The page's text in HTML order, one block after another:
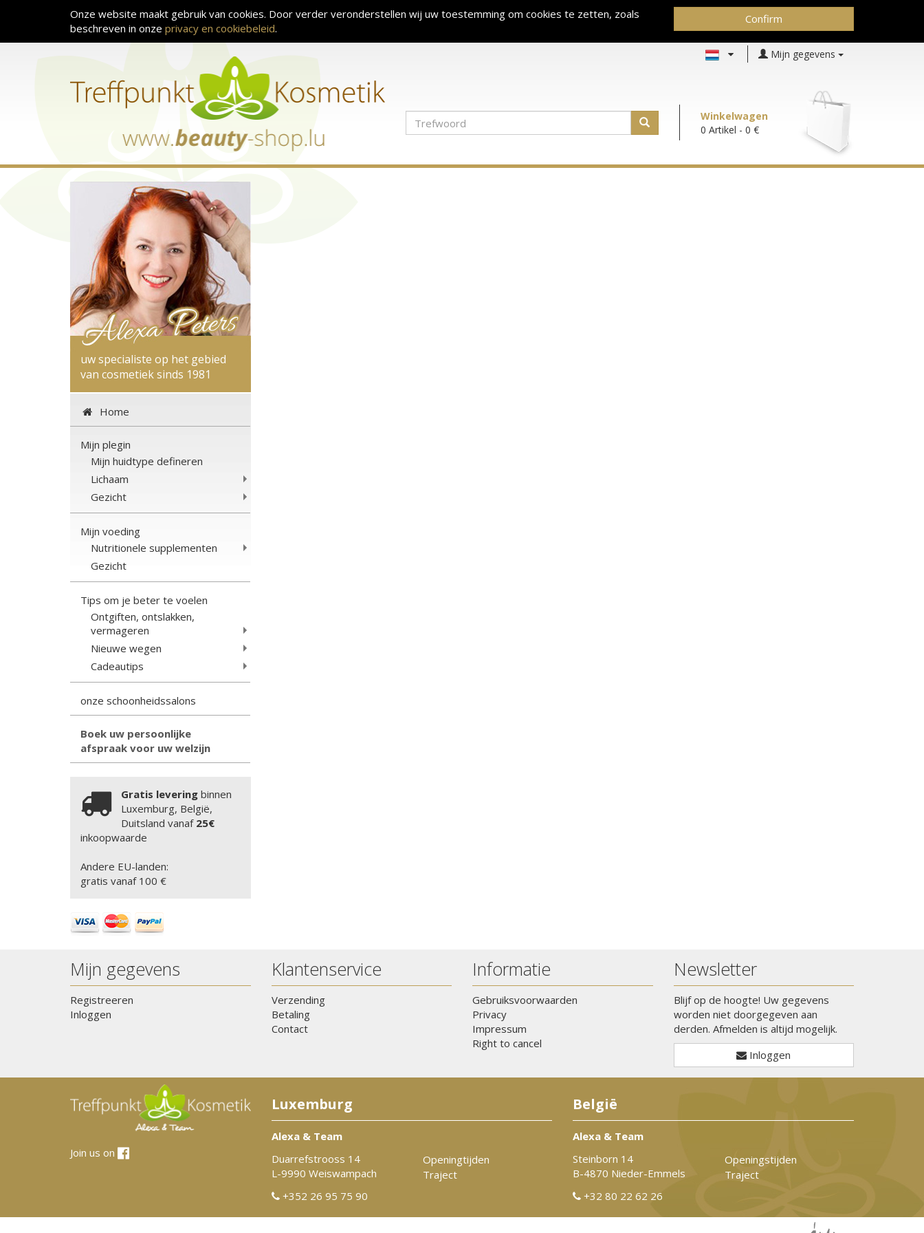
Onze website maakt gebruik van cookies. Door verder veronderstellen wij uw toestemming om cookies te zetten, zoals
beschreven in onze privacy en cookiebeleid.
Confirm
Mijn gegevens
Winkelwagen
0 Artikel - 0 €
uw specialiste op het gebied
van cosmetiek sinds 1981
Home
Mijn plegin
Mijn huidtype defineren
Lichaam
Gezicht
Mijn voeding
Nutritionele supplementen
Gezicht
Tips om je beter te voelen
Ontgiften, ontslakken,
vermageren
Nieuwe wegen
Cadeautips
onze schoonheidssalons
Boek uw persoonlijke
afspraak voor uw welzijn
Gratis leveringbinnen
Luxemburg, België,
Duitsland vanaf 25€
inkoopwaarde
Andere EU-landen:
gratis vanaf 100 €
Mijn gegevens
Registreeren
Inloggen
Klantenservice
Verzending
Betaling
Contact
Informatie
Gebruiksvoorwaarden
Privacy
Impressum
Right to cancel
Newsletter
Blijf op de hoogte! Uw gegevens
worden niet doorgegeven aan
derden. Afmelden is altijd mogelijk.
Inloggen
Join us on
Luxemburg
Alexa & Team
Duarrefstrooss 14
L-9990 Weiswampach
+352 26 95 75 90
Openingtijden
Traject
België
Alexa & Team
Steinborn 14
B-4870 Nieder-Emmels
+32 80 22 62 26
Openingstijden
Traject